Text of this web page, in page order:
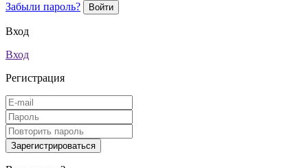
Забыли пароль?
Вход
Вход
Регистрация